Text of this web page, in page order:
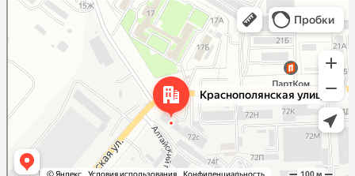
Волгоград
Краснополянская улица, 72Л на карте Волгограда — Яндекс Карты